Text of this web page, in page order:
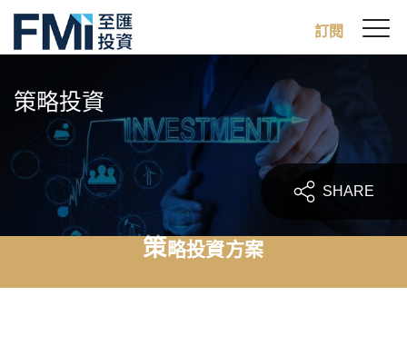
main
訂閱
策略投資
SHARE
策略投資方案